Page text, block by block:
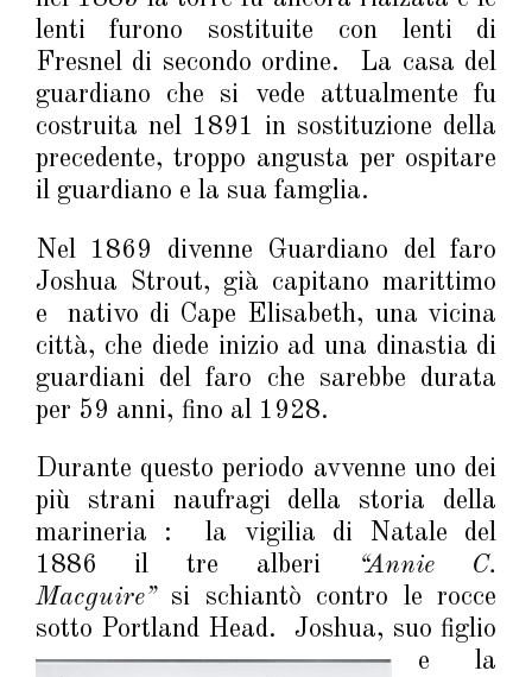
lenti furono sostituite con lenti di
Fresnel di secondo ordine. La casa del
guardiano che si vede attualmente fu
costruita nel 1891 in sostituzione della
precedente, troppo angusta per ospitare
il guardiano e la sua famglia.
Nel 1869 divenne Guardiano del faro
Joshua Strout, già capitano marittimo
e nativo di Cape Elisabeth, una vicina
città, che diede inizio ad una dinastia di
guardiani del faro che sarebbe durata
per 59 anni, fino al 1928.
Durante questo periodo avvenne uno dei
più strani naufragi della storia della
marineria : la vigilia di Natale del
1886 il tre alberi
“Annie C.
Macguire”si schiantò contro le rocce
sotto Portland Head. Joshua, suo figlio
e la